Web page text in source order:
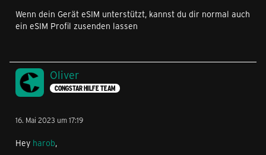
Wenn dein Gerät eSIM unterstützt, kannst du dir normal auch
ein eSIM Profil zusenden lassen
Oliver
CONGSTAR HILFE TEAM
16. Mai 2023 um 17:19
Hey harob,